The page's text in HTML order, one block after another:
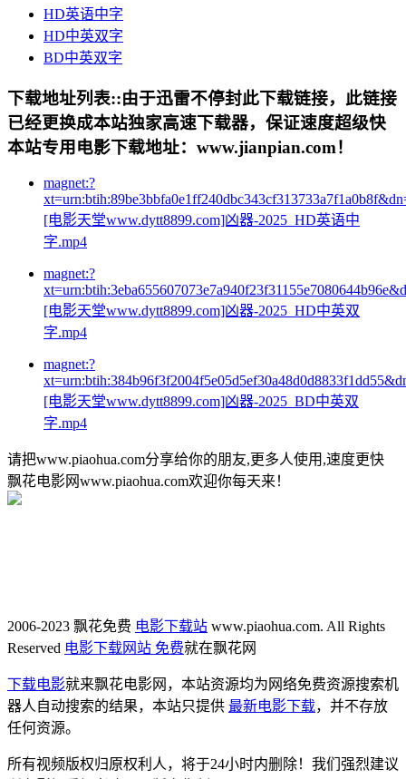
HD英语中字
HD中英双字
BD中英双字
下载地址列表::由于迅雷不停封此下载链接，此链接
已经更换成本站独家高速下载器，保证速度超级快
本站专用电影下载地址：www.jianpian.com！
magnet:?
[电影天堂www.dytt8899.com]凶器-2025_HD英语中
字.mp4
magnet:?
[电影天堂www.dytt8899.com]凶器-2025_HD中英双
字.mp4
magnet:?
[电影天堂www.dytt8899.com]凶器-2025_BD中英双
字.mp4
请把www.piaohua.com分享给你的朋友,更多人使用,速度更快
飘花电影网www.piaohua.com欢迎你每天来！
2006-2023 飘花免费 电影下载站 www.piaohua.com. All Rights
Reserved 电影下载网站 免费就在飘花网
下载电影就来飘花电影网，本站资源均为网络免费资源搜索机
器人自动搜索的结果，本站只提供 最新电影下载，并不存放
任何资源。
所有视频版权归原权利人，将于24小时内删除！我们强烈建议